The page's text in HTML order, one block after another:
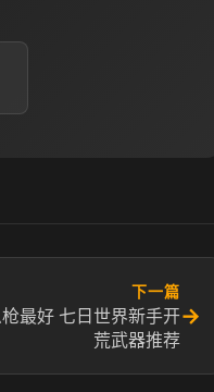
下一篇
最好 七日世界新手开
荒武器推荐
→